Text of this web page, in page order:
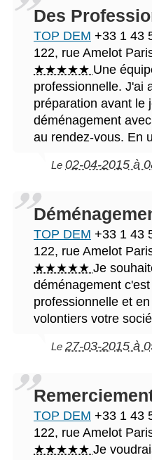
Des
TOP DEM +33 1 43
122, rue Amelot
★★★★★ Une
professionnelle. J'ai
préparation avant le
déménagement
au rendez-vous. En
Le 02-04-2015 à
TOP DEM +33 1 43
122, rue Amelot
★★★★★ Je
déménagement
professionnelle et
volontiers votre
Le 27-03-2015 à
TOP DEM +33 1 43
122, rue Amelot
★★★★★ Je